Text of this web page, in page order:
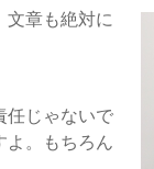
文章も絶対に
任じゃないで
よ。もちろん